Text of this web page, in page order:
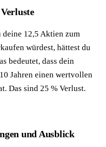
deine 12,5 Aktien zum
würdest, hättest du
bedeutet, dass dein
Jahren einen wertvollen
Das sind 25 % Verlust.
und Ausblick